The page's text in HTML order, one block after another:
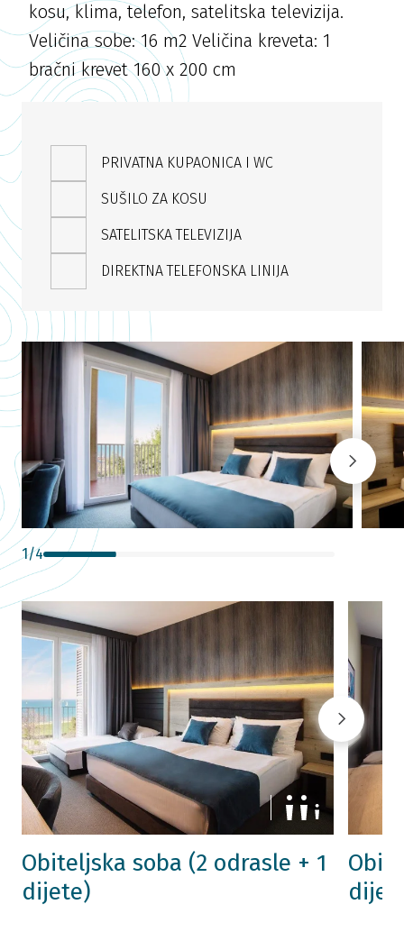
kosu, klima, telefon, satelitska televizija.
Veličina sobe: 16 m2 Veličina kreveta: 1
bračni krevet 160 x 200 cm
PRIVATNA KUPAONICA I WC
SUŠILO ZA KOSU
SATELITSKA TELEVIZIJA
DIREKTNA TELEFONSKA LINIJA
1/4
Obiteljska soba (2 odrasle + 1
dijete)